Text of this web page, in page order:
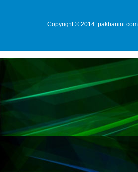
Copyright © 2014. pakbanint.com